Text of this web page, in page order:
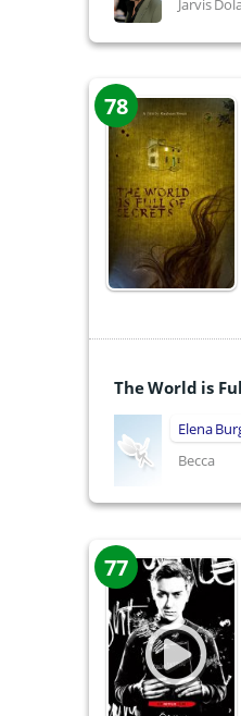
Jarvis
78
The World is
Elena
Becca
77